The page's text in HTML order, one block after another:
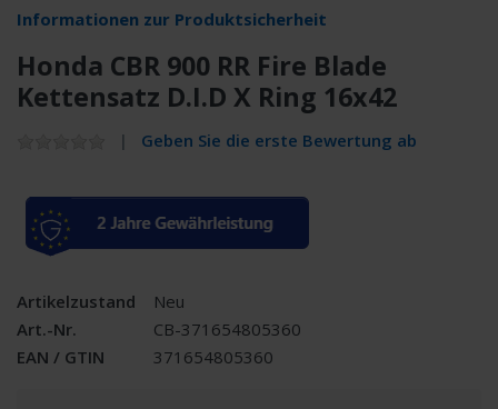
Informationen zur Produktsicherheit
Honda CBR 900 RR Fire Blade
Kettensatz D.I.D X Ring 16x42
Geben Sie die erste Bewertung ab
Artikelzustand
Neu
Art.-Nr.
CB-371654805360
EAN / GTIN
371654805360